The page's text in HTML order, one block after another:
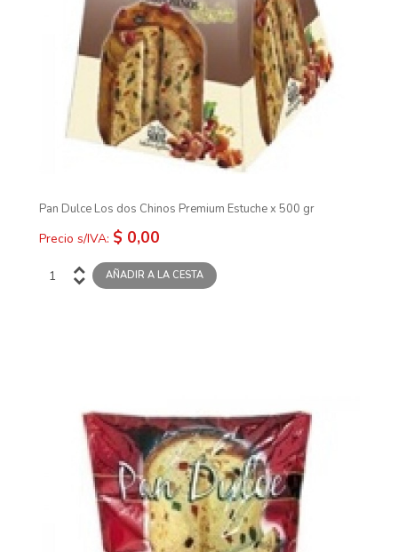
Pan Dulce Los dos Chinos Premium Estuche x 500 gr
Precio s/IVA: $ 0,00